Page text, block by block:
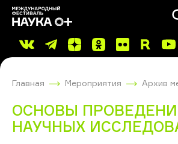
Главная Мероприятия Архив
ОСНОВЫ
НАУЧНЫХ